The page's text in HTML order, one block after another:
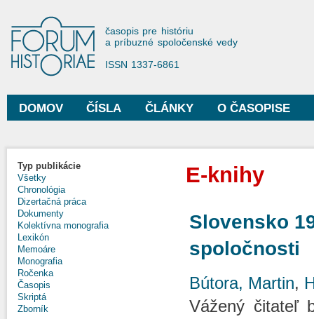
Forum Historiae
časopis pre históriu
a príbuzné spoločenské vedy
ISSN 1337-6861
Hlavné menu
DOMOV ČÍSLA ČLÁNKY O ČASOPISE
Typ publikácie
Všetky
Chronológia
Dizertačná práca
Dokumenty
Kolektívna monografia
Lexikón
Memoáre
Monografia
Ročenka
Časopis
Skriptá
Zborník
E-knihy
Slovensko
spoločnosti
Bútora, Martin,
Vážený čitateľ